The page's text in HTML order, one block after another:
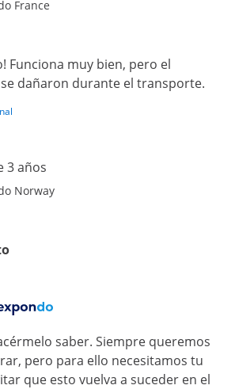
France
Funciona muy bien, pero el
dañaron durante el transporte.
3 años
Norway
saber. Siempre queremos
pero para ello necesitamos tu
que esto vuelva a suceder en el